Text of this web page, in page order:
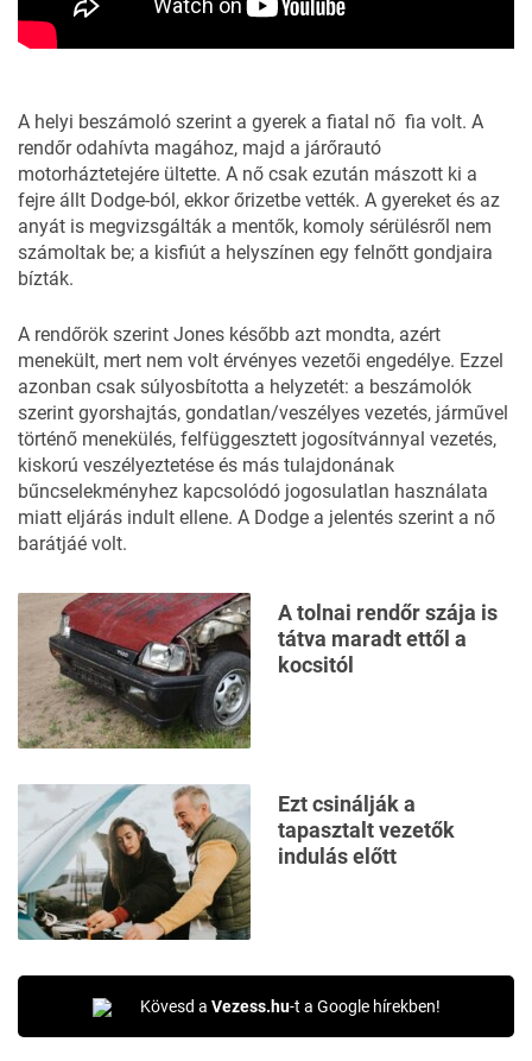
A helyi beszámoló szerint a gyerek a fiatal nő fia volt. A
rendőr odahívta magához, majd a járőrautó
motorháztetejére ültette. A nő csak ezután mászott ki a
fejre állt Dodge-ból, ekkor őrizetbe vették. A gyereket és az
anyát is megvizsgálták a mentők, komoly sérülésről nem
számoltak be; a kisfiút a helyszínen egy felnőtt gondjaira
bízták.
A rendőrök szerint Jones később azt mondta, azért
menekült, mert nem volt érvényes vezetői engedélye. Ezzel
azonban csak súlyosbította a helyzetét: a beszámolók
szerint gyorshajtás, gondatlan/veszélyes vezetés, járművel
történő menekülés, felfüggesztett jogosítvánnyal vezetés,
kiskorú veszélyeztetése és más tulajdonának
bűncselekményhez kapcsolódó jogosulatlan használata
miatt eljárás indult ellene. A Dodge a jelentés szerint a nő
barátjáé volt.
A tolnai rendőr szája is
tátva maradt ettől a
kocsitól
Ezt csinálják a
tapasztalt vezetők
indulás előtt
Kövesd a Vezess.hu-t a Google hírekben!